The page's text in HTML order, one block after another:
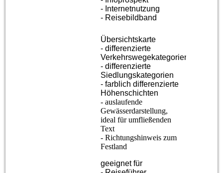
- Internetnutzung
- Reisebildband
Übersichtskarte
- differenzierte
Verkehrswegekategorien
- differenzierte
Siedlungskategorien
- farblich differenzierte
Höhenschichten
- auslaufende
Gewässerdarstellung,
ideal für umfließenden
Text
- Richtungshinweis zum
Festland
geeignet für